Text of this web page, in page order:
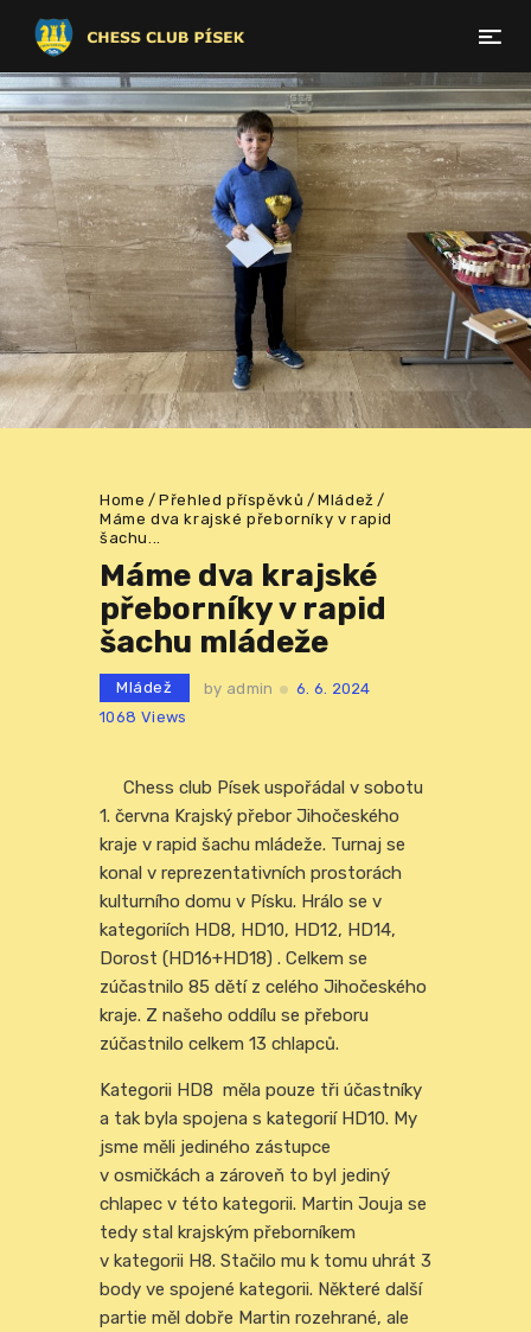
Home Přehled příspěvků
Mládež
Máme dva krajské přeborníky v rapid
šachu...
Máme dva krajské
přeborníky v rapid
šachu mládeže
Mládež by admin
6. 6. 2024
1068 Views
Chess club Písek uspořádal v sobotu
1. června Krajský přebor Jihočeského
kraje v rapid šachu mládeže. Turnaj se
konal v reprezentativních prostorách
kulturního domu v Písku. Hrálo se v
kategoriích HD8, HD10, HD12, HD14,
Dorost (HD16+HD18) . Celkem se
zúčastnilo 85 dětí z celého Jihočeského
kraje. Z našeho oddílu se přeboru
zúčastnilo celkem 13 chlapců.
Kategorii HD8 měla pouze tři účastníky
a tak byla spojena s kategorií HD10. My
jsme měli jediného zástupce
v osmičkách a zároveň to byl jediný
chlapec v této kategorii. Martin Jouja se
tedy stal krajským přeborníkem
v kategorii H8. Stačilo mu k tomu uhrát 3
body ve spojené kategorii. Některé další
partie měl dobře Martin rozehrané, ale